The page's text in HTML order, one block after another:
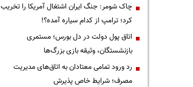
چاک شومر: جنگ ایران اشتغال آمریکا را تخریب
کرد؛ ترامپ از کدام سیاره آمده؟!
اتاق پول دولت در دل بورس؛ مستمری
بازنشستگان، وثیقه بازی بزرگ‌ها
رد ورود تمامی معتادان به اتاق‌های مدیریت
مصرف؛ شرایط خاص پذیرش